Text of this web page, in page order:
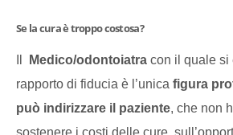
Se la cura è troppo costosa?
Medico/odontoiatra con il quale si
rapporto di fiducia è l’unica figura
può indirizzare il paziente, che non
sostenere i costi delle cure,